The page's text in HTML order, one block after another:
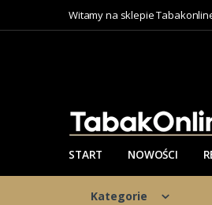
Witamy na sklepie
START NOWOŚCI
Kategorie